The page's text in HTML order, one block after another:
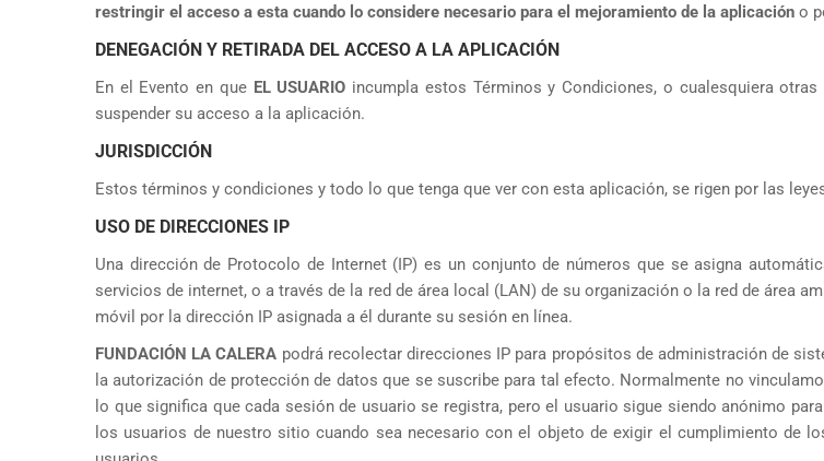
restringir el acceso a esta cuando lo considere necesario para el mejoramiento de la aplicación o
DENEGACIÓN Y RETIRADA DEL ACCESO A LA APLICACIÓN
En el Evento en que ELUSUARIO incumpla estos Términos y Condiciones, o cualesquiera
suspender su acceso a la aplicación.
JURISDICCIÓN
Estos términos y condiciones y todo lo que tenga que ver con esta aplicación, se rigen por las
USO DE DIRECCIONES IP
Una dirección de Protocolo de Internet (IP) es un conjunto de números que se asigna
servicios de internet, o a través de la red de área local (LAN) de su organización o la red de área
móvil por la dirección IP asignada a él durante su sesión en línea.
FUNDACIÓN LA CALERA podrá recolectar direcciones IP para propósitos de administración de
la autorización de protección de datos que se suscribe para tal efecto. Normalmente no
lo que significa que cada sesión de usuario se registra, pero el usuario sigue siendo anónimo
los usuarios de nuestro sitio cuando sea necesario con el objeto de exigir el cumplimiento de